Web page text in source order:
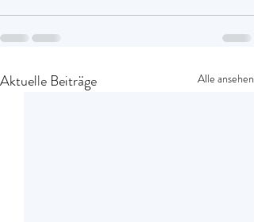
Aktuelle Beiträge Alle ansehen